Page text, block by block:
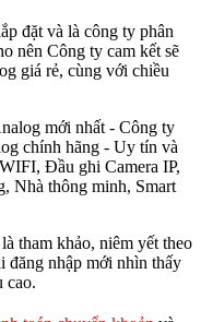
đặt và là công ty phân
nên Công ty cam kết sẽ
giá rẻ, cùng với chiều
mới nhất - Công ty
chính hãng - Uy tín và
Đầu ghi Camera IP,
Nhà thông minh, Smart
tham khảo, niêm yết theo
đăng nhập mới nhìn thấy
cao.